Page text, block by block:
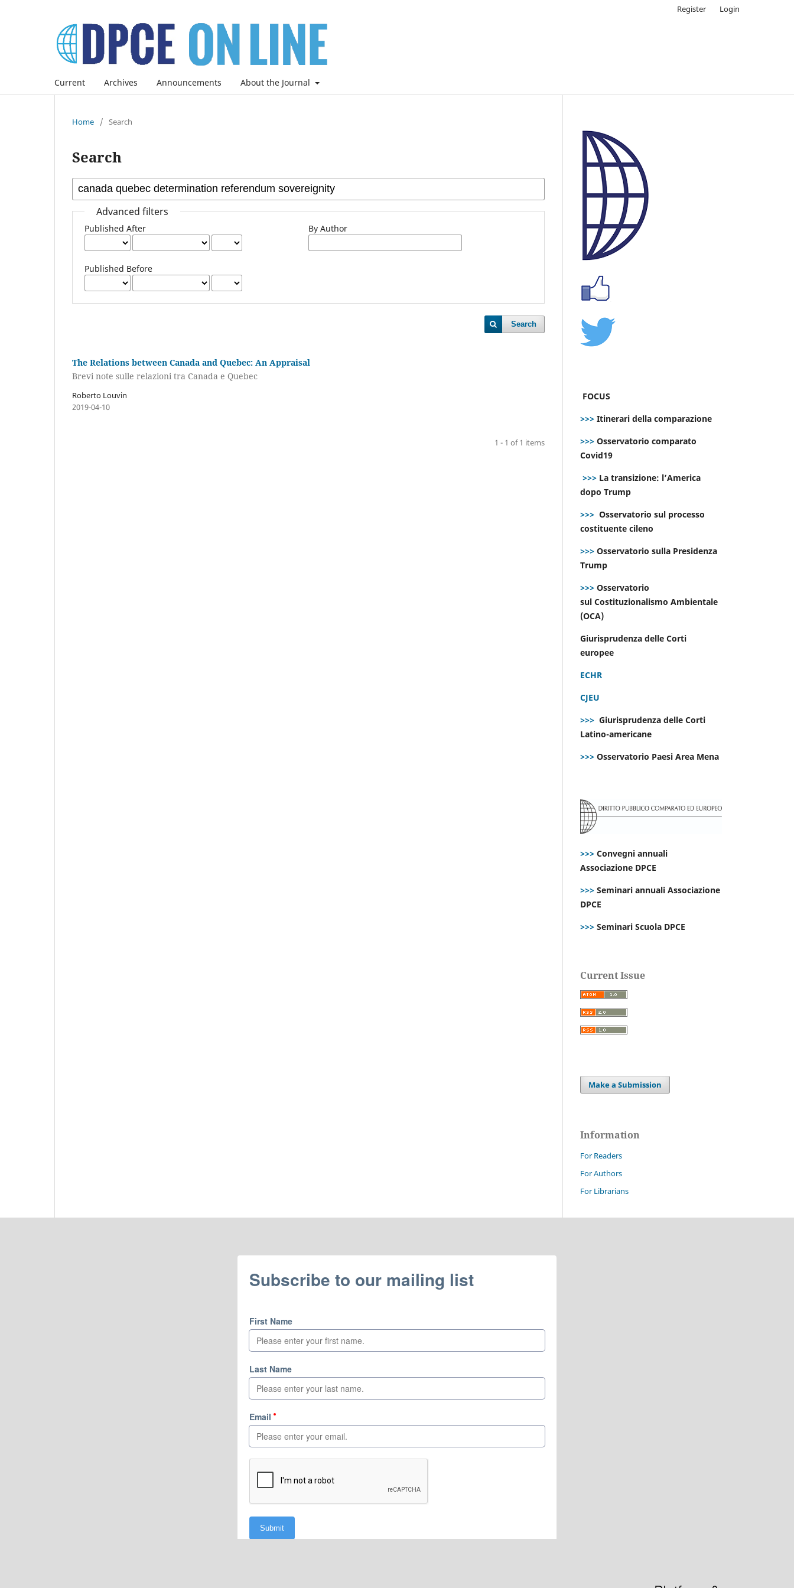
Current Archives Announcements About the Journal
Register Login
Home / Search
Search
Advanced filters
Published After
Published Before
By Author
Search
The Relations between Canada and Quebec: An Appraisal
Brevi note sulle relazioni tra Canada e Quebec
Roberto Louvin
2019-04-10
1 - 1 of 1 items
FOCUS
>>> Itinerari della comparazione
>>> Osservatorio comparato
Covid19
>>> La transizione: l’America
dopo Trump
>>> Osservatorio sul processo
costituente cileno
>>> Osservatorio sulla Presidenza
Trump
>>> Osservatorio
sul Costituzionalismo Ambientale
(OCA)
Giurisprudenza delle Corti
europee
ECHR
CJEU
>>> Giurisprudenza delle Corti
Latino-americane
>>> Osservatorio Paesi Area Mena
>>> Convegni annuali
Associazione DPCE
>>> Seminari annuali Associazione
DPCE
>>> Seminari Scuola DPCE
Current Issue
Make a Submission
Information
For Readers
For Authors
For Librarians